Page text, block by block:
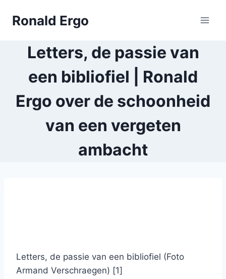
naarRonald Ergo
Letters, de passie van
een bibliofiel | Ronald
Ergo over de schoonheid
van een vergeten
ambacht
Letters, de passie van een bibliofiel (Foto
Armand Verschraegen) [1]